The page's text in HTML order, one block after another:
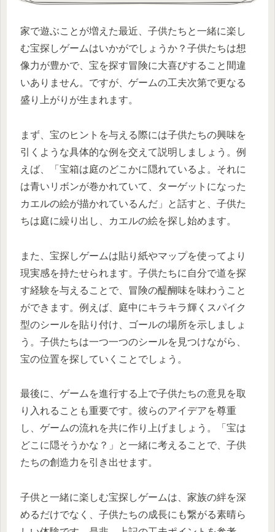
家で遊ぶことが増えた最近、子供たちと一緒に楽し
む宝探しゲームはいかがでしょうか？子供たちは想
像力が豊かで、宝を探す冒険に大喜びすること間違
いありません。ですが、ゲームの工夫次第で更なる
盛り上がりが生まれます。
まず、宝のヒントを与える際には子供たちの興味を
引くような具体的な例を交えて説明しましょう。例
えば、「宝箱は庭のどこかに隠れているよ。それに
は青いリボンが巻かれていて、ターゲットになった
カエルの絵が描かれているんだ」と話すと、子供た
ちは庭に繰り出し、カエルの絵を探し始めます。
また、宝探しゲームは貼り紙やマップを使ってより
現実感を持たせられます。子供たちに自分で道を探
す経験を与えることで、冒険の醍醐味を味わうこと
ができます。例えば、庭中にキラキラ輝くスパイク
型のシールを貼り付け、ゴールの場所を示しましょ
う。子供たちは一つ一つのシールを見つけながら、
宝の位置を探していくことでしょう。
最後に、ゲームを進行する上で子供たちの意見を取
り入れることも重要です。彼らのアイデアを尊重
し、ゲームの流れを共に作り上げましょう。「宝は
どこに隠そうかな？」と一緒に考えることで、子供
たちの創造力を引き出せます。
子供と一緒に楽しむ宝探しゲームは、家族の絆を深
めるだけでなく、子供たちの成長にも繋がる素晴ら